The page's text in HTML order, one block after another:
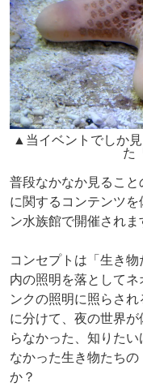
▲当イベントでしか
た
普段なかなか見ること
に関するコンテンツ
ン水族館で開催されま
コンセプトは「生き
内の照明を落として
ンクの照明に照らさ
に分けて、夜の世界
らなかった、知りた
なかった生き物たち
か？